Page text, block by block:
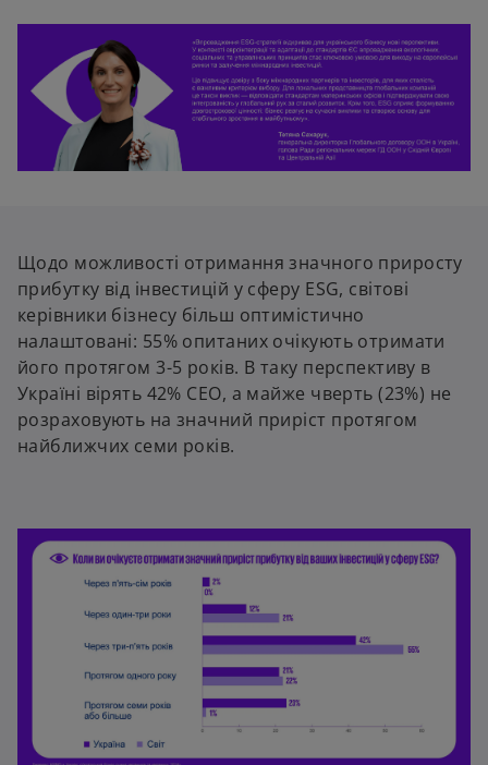
Щодо можливості отримання значного приросту
прибутку від інвестицій у сферу ESG, світові
керівники бізнесу більш оптимістично
налаштовані: 55% опитаних очікують отримати
його протягом 3-5 років. В таку перспективу в
Україні вірять 42% СЕО, а майже чверть (23%) не
розраховують на значний приріст протягом
найближчих семи років.